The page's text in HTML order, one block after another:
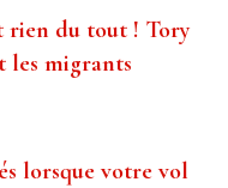
rien du tout ! Tory
les migrants
lorsque votre vol